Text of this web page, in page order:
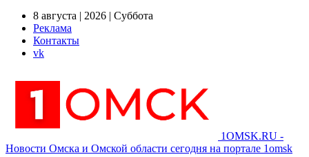
8 августа | 2026 | Суббота
Реклама
Контакты
vk
1OMSK.RU -
Новости Омска и Омской области сегодня на портале 1omsk